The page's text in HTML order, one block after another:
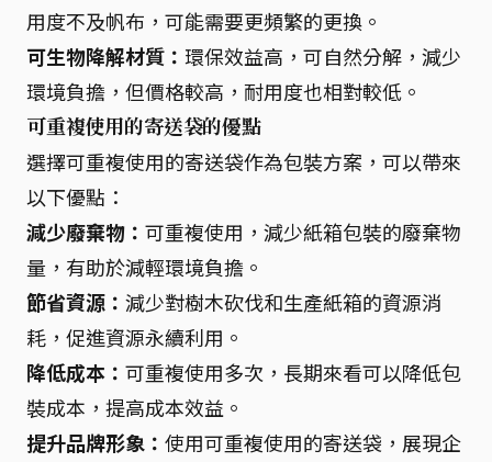
用度不及帆布，可能需要更頻繁的更換。
可生物降解材質： 環保效益高，可自然分解，減少
環境負擔，但價格較高，耐用度也相對較低。
可重複使用的寄送袋的優點
選擇可重複使用的寄送袋作為包裝方案，可以帶來
以下優點：
減少廢棄物： 可重複使用，減少紙箱包裝的廢棄物
量，有助於減輕環境負擔。
節省資源： 減少對樹木砍伐和生產紙箱的資源消
耗，促進資源永續利用。
降低成本： 可重複使用多次，長期來看可以降低包
裝成本，提高成本效益。
提升品牌形象： 使用可重複使用的寄送袋，展現企